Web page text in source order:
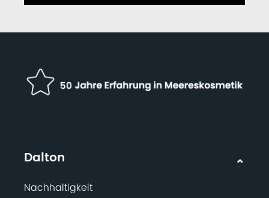
Dalton
Nachhaltigkeit